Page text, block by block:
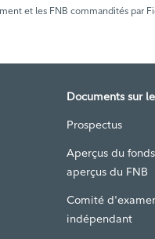
et les FNB commandités
Documents sur
Prospectus
Aperçus du
aperçus du FNB
Comité
indépendant